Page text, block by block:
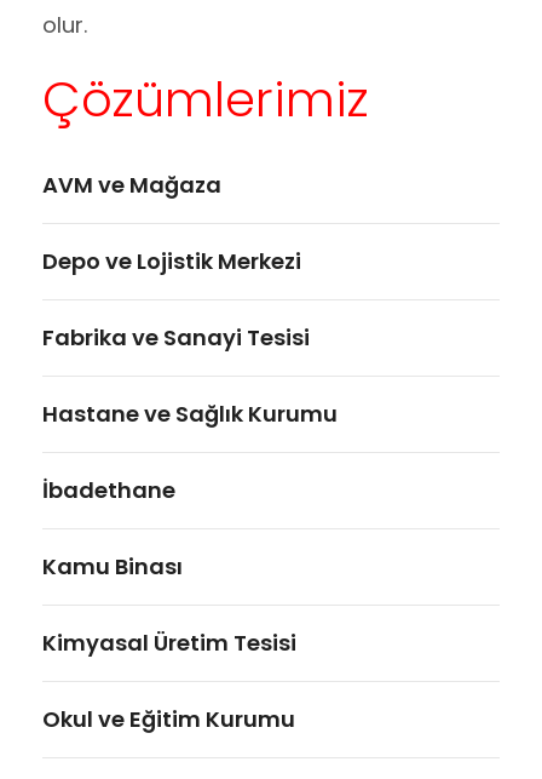
olur.
Çözümlerimiz
AVM ve Mağaza
Depo ve Lojistik Merkezi
Fabrika ve Sanayi Tesisi
Hastane ve Sağlık Kurumu
İbadethane
Kamu Binası
Kimyasal Üretim Tesisi
Okul ve Eğitim Kurumu